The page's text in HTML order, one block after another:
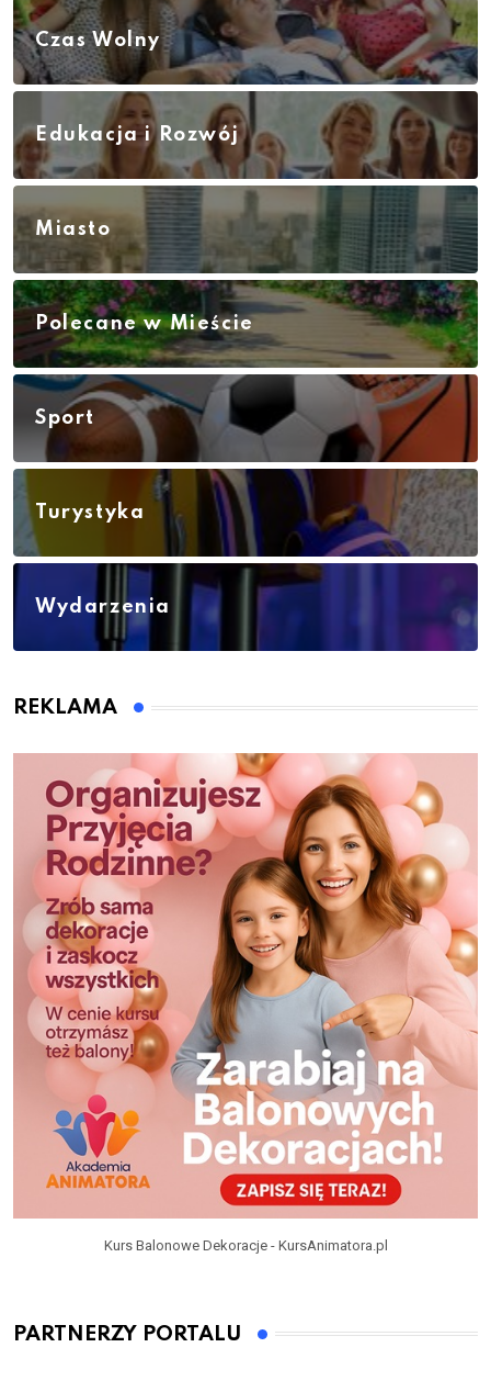
Czas Wolny
Edukacja i Rozwój
Miasto
Polecane w Mieście
Sport
Turystyka
Wydarzenia
REKLAMA
Kurs Balonowe Dekoracje - KursAnimatora.pl
PARTNERZY PORTALU